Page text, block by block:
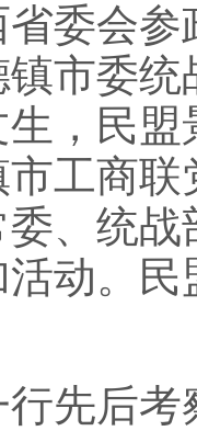
会参
市委
，民
工商
、统
动。
后考